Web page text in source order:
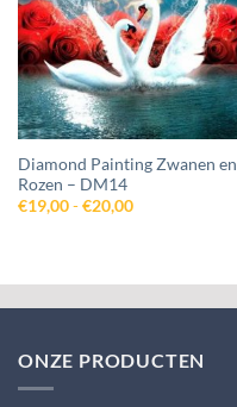
Diamond Painting Zwanen en
Rozen – DM14
€19,00 - €20,00Prijsklasse:
ONZE PRODUCTEN